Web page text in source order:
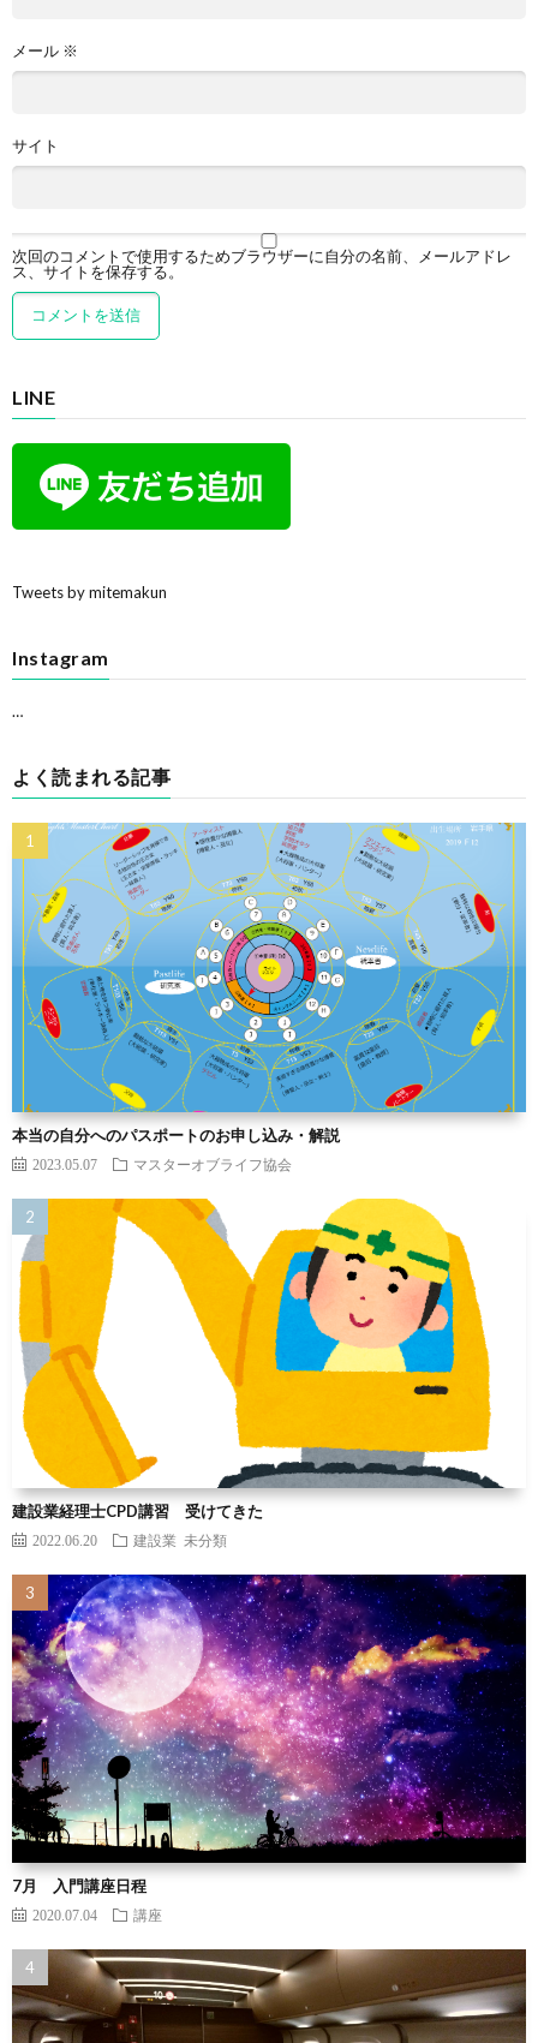
メール ※
サイト
次回のコメントで使用するためブラウザーに自分の名前、メールアドレ
ス、サイトを保存する。
LINE
Tweets by mitemakun
Instagram
…
よく読まれる記事
本当の自分へのパスポートのお申し込み・解説
2023.05.07 マスターオブライフ協会
建設業経理士CPD講習 受けてきた
2022.06.20 建設業 未分類
7月 入門講座日程
2020.07.04 講座